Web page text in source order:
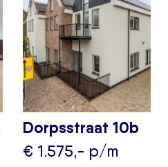
Dorpsstraat 10b
€ 1.575,- p/m